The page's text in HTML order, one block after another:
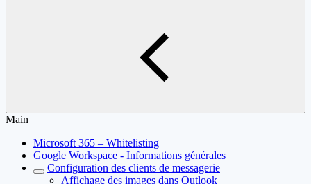
Main
Microsoft 365 – Whitelisting
Google Workspace - Informations générales
Configuration des clients de messagerie
Affichage des images dans Outlook